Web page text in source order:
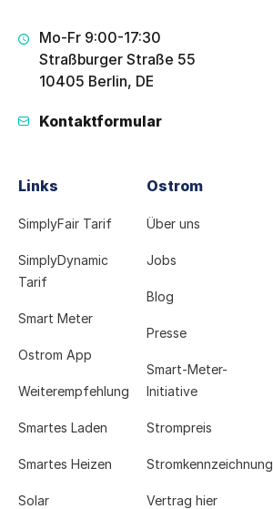
Mo-Fr 9:00-17:30
Straßburger Straße 55
10405 Berlin, DE
Kontaktformular
Links
SimplyFair Tarif
SimplyDynamic
Tarif
Smart Meter
Ostrom App
Weiterempfehlung
Smartes Laden
Smartes Heizen
Solar
Ostrom
Über uns
Jobs
Blog
Presse
Smart-Meter-
Initiative
Strompreis
Stromkennzeichnung
Vertrag hier